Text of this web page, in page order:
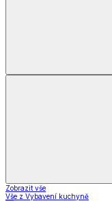
Zobrazit vše
Vše z Vybavení kuchyně